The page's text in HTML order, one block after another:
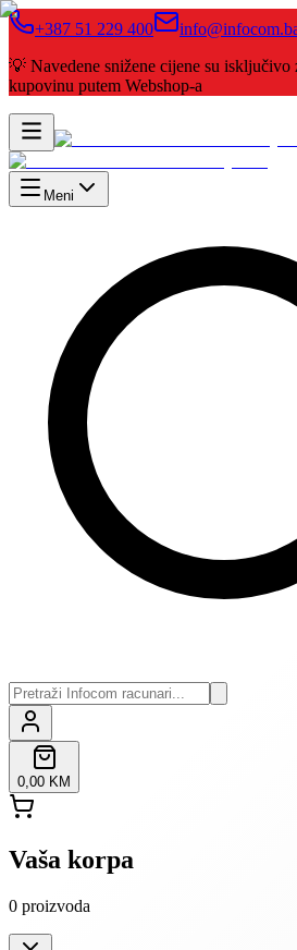
+387 51 229 400
💡 Navedene snižene cijene su isključivo
kupovinu putem Webshop-a
Meni
0,00 KM
Vaša korpa
0 proizvoda